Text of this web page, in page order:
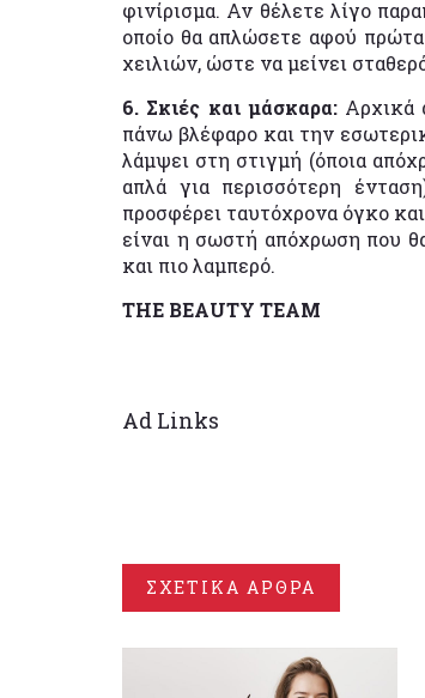
φινίρισμα. Αν θέλετε λίγο
οποίο θα απλώσετε αφού
χειλιών, ώστε να μείνει
6. Σκιές και μάσκαρα:Αρχικά
πάνω βλέφαρο και την
λάμψει στη στιγμή (όποια
απλά για περισσότερη
προσφέρει ταυτόχρονα όγκο
είναι η σωστή απόχρωση που
και πιο λαμπερό.
ΤΗΕ ΒΕΑUTY TEAM
Ad Links
ΣΧΕΤΙΚΑ ΑΡΘΡΑ